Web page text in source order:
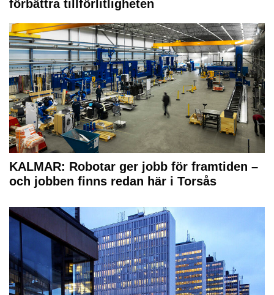
förbättra tillförlitligheten
KALMAR: Robotar ger jobb för framtiden –
och jobben finns redan här i Torsås